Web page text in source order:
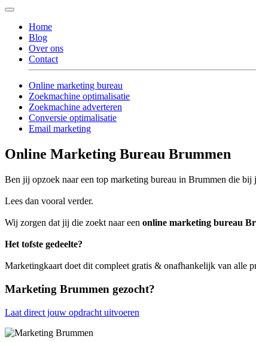
Home
Blog
Over ons
Contact
Online marketing bureau
Zoekmachine optimalisatie
Zoekmachine adverteren
Conversie optimalisatie
Email marketing
Online Marketing Bureau Brummen
Ben jij opzoek naar een top marketing bureau in Brummen die bij
Lees dan vooral verder.
Wij zorgen dat jij die zoekt naar een online marketing bureau
Het tofste gedeelte?
Marketingkaart doet dit compleet gratis & onafhankelijk van alle
Marketing Brummen gezocht?
Laat direct jouw opdracht uitvoeren